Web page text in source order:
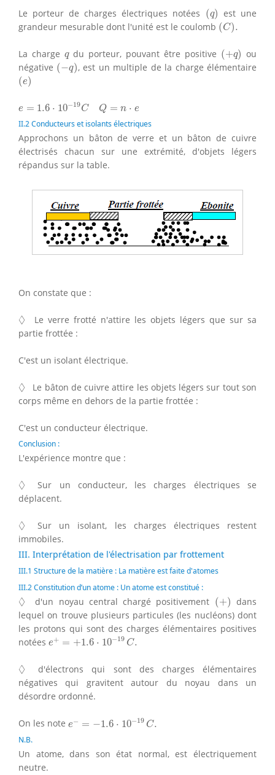
Le porteur de charges électriques notées (q)
(q ) est une
grandeur mesurable dont l'unité est le coulomb (C).
(C).
La charge q
qdu porteur, pouvant être positive (+q)
(+ ) ou
négative (−q)
(−q) , est un multiple de la charge élémentaire
(e)
(e)
e = 1.6 ⋅ 10−19C Q = n ⋅ e
1.6⋅ 10−19CQ n
II.2 Conducteurs et isolants électriques
Approchons un bâton de verre et un bâton de cuivre
électrisés chacun sur une extrémité, d'objets légers
répandus sur la table.
On constate que :
◊
◊
Le verre frotté n'attire les objets légers que sur sa
partie frottée :
C'est un isolant électrique.
◊
◊
Le bâton de cuivre attire les objets légers sur tout son
corps même en dehors de la partie frottée :
C'est un conducteur électrique.
Conclusion :
L'expérience montre que :
◊
◊
Sur un conducteur, les charges électriques se
déplacent.
◊
◊
Sur un isolant, les charges électriques restent
immobiles.
III. Interprétation de l'électrisation par frottement
III.1 Structure de la matière : La matière est faite d'atomes
III.2 Constitution d’un atome : Un atome est constitué :
◊
◊ d'un noyau central chargé positivement (+)
(+
dans
lequel on trouve plusieurs particules (les nucléons) dont
les protons qui sont des charges élémentaires positives
notées e+ = +1.6 ⋅ 10−19 C.
e+= +1.6⋅10−19C.
◊
◊
d'électrons qui sont des charges élémentaires
négatives qui gravitent autour du noyau dans un
désordre ordonné.
On les note e− = −1.6 ⋅ 10−19 C.
1.6 ⋅10 −19C .
N.B.
Un atome, dans son état normal, est électriquement
neutre.